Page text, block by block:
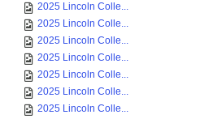
2025 Lincoln Colle...
2025 Lincoln Colle...
2025 Lincoln Colle...
2025 Lincoln Colle...
2025 Lincoln Colle...
2025 Lincoln Colle...
2025 Lincoln Colle...